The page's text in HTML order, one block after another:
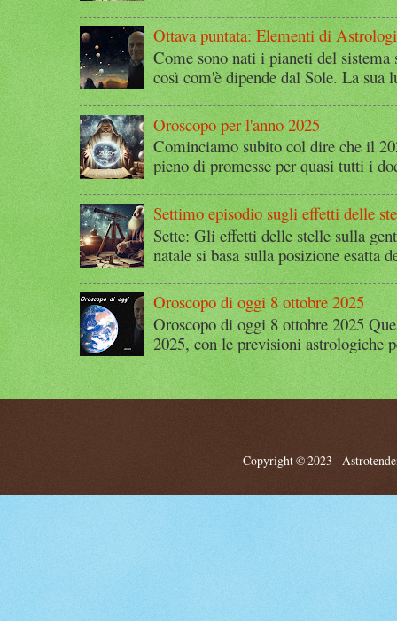
Ottava puntata: Elementi di
Come sono nati i pianeti del
così com'è dipende dal Sole. La sua
Oroscopo per l'anno 2025
Cominciamo subito col dire che il
pieno di promesse per quasi tutti i
Settimo episodio sugli effetti delle
Sette: Gli effetti delle stelle sulla
natale si basa sulla posizione esatta
Oroscopo di oggi 8 ottobre 2025
Oroscopo di oggi 8 ottobre 2025
2025, con le previsioni astrologiche
Copyright © 2023 -